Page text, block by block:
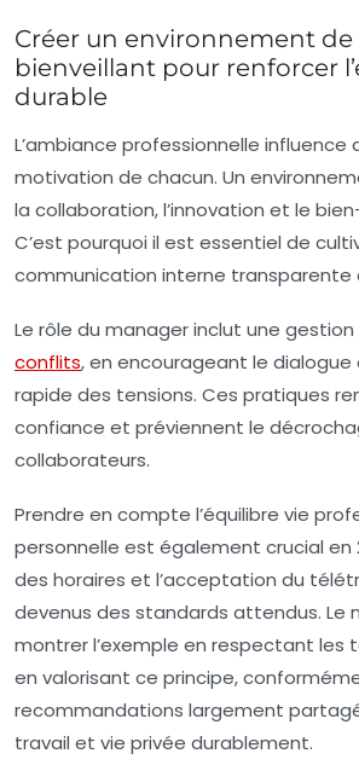
Créer un environnement de
bienveillant pour renforcer
durable
L’ambiance professionnelle
motivation de chacun. Un
la collaboration, l’innovation et le
C’est pourquoi il est essentiel de
communication interne transparente
Le rôle du manager inclut une
conflits, en encourageant le dialogue
rapide des tensions. Ces pratiques
confiance et préviennent le
collaborateurs.
Prendre en compte l’équilibre vie
personnelle est également crucial en
des horaires et l’acceptation du
devenus des standards attendus. Le
montrer l’exemple en respectant les
en valorisant ce principe,
recommandations largement
travail et vie privée durablement.